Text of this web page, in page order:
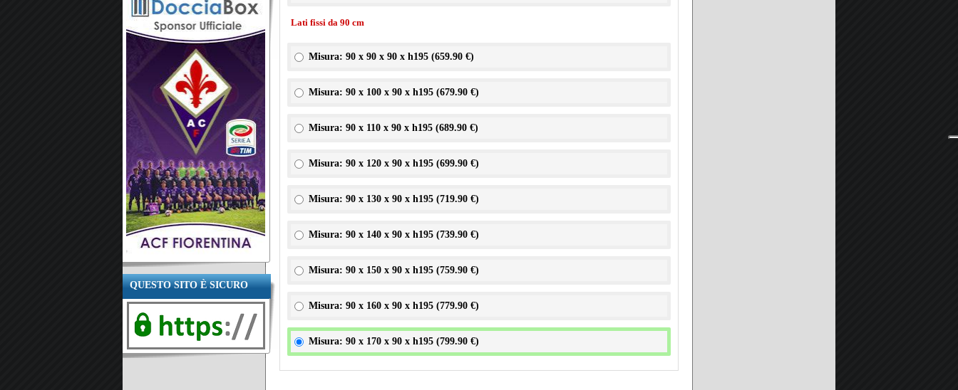
QUESTO SITO È SICURO
Lati fissi da 90 cm
Misura: 90 x 90 x 90 x h195 (659.90 €)
Misura: 90 x 100 x 90 x h195 (679.90 €)
Misura: 90 x 110 x 90 x h195 (689.90 €)
Misura: 90 x 120 x 90 x h195 (699.90 €)
Misura: 90 x 130 x 90 x h195 (719.90 €)
Misura: 90 x 140 x 90 x h195 (739.90 €)
Misura: 90 x 150 x 90 x h195 (759.90 €)
Misura: 90 x 160 x 90 x h195 (779.90 €)
Misura: 90 x 170 x 90 x h195 (799.90 €)